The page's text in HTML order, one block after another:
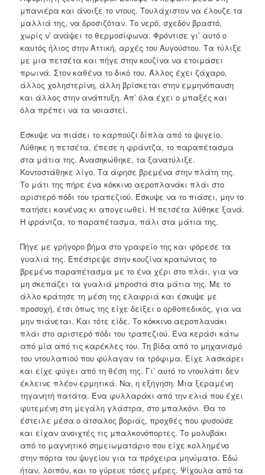
μπανιέρα και άνοιξε το ντους. Τουλάχιστον να έλουζε τα
μαλλιά της, να δροσιζόταν. Το νερό, σχεδόν βραστό,
χωρίς ν’ ανάψει το θερμοσίφωνα. Φρόντισε γι’ αυτό ο
καυτός ήλιος στην Αττική, αρχές του Αυγούστου. Τα τύλιξε
με μια πετσέτα και πήγε στην κουζίνα να ετοιμάσει
πρωινά. Στον καθένα το δικό του. Άλλος έχει ζάχαρο,
άλλος χοληστερίνη, άλλη βρίσκεται στην εμμηνόπαυση
και άλλος στην ανάπτυξη. Απ’ όλα έχει ο μπαξές και
όλα πρέπει να τα νοιαστεί.
Έσκυψε να πιάσει το καρπούζι δίπλα από το ψυγείο.
Λύθηκε η πετσέτα, έπεσε η φράντζα, το παραπέτασμα
στα μάτια της. Ανασηκώθηκε, τα ξανατύλιξε.
Κοντοστάθηκε λίγο. Τα άφησε βρεμένα στην πλάτη της.
Το μάτι της πήρε ένα κόκκινο αεροπλανάκι πλάι στο
αριστερό πόδι του τραπεζιού. Έσκυψε να το πιάσει, μην το
πατήσει κανένας κι απογειωθεί. Η πετσέτα λύθηκε ξανά.
Η φράντζα, το παραπέτασμα, πάλι στα μάτια της.
Πήγε με γρήγορο βήμα στο γραφείο της και φόρεσε τα
γυαλιά της. Επέστρεψε στην κουζίνα κρατώντας το
βρεμένο παραπέτασμα με το ένα χέρι στο πλάι, για να
μη σκεπάζει τα γυαλιά μπροστά στα μάτια της. Με το
άλλο κράτησε τη μέση της ελαφριά και έσκυψε με
προσοχή, έτσι όπως της είχε δείξει ο ορθοπεδικός, για να
μην πιάνεται. Και τότε είδε. Το κόκκινο αεροπλανάκι
πλάι στο αριστερό πόδι του τραπεζιού. Ένα κεράσι κάτω
από μία από τις καρέκλες του. Τη βίδα από το μηχανισμό
του ντουλαπιού που φύλαγαν τα τρόφιμα. Είχε λασκάρει
και είχε φύγει από τη θέση της. Γι’ αυτό το ντουλάπι δεν
έκλεινε πλέον ερμητικά. Να, η εξήγηση. Μια ξεραμένη
τηγανητή πατάτα. Ένα φυλλαράκι από την ελιά που έχει
φυτεμένη στη μεγάλη γλάστρα, στο μπαλκόνι. Θα το
έστειλε μέσα ο άτσαλος βοριάς, προχθές που φυσούσε
και είχαν ανοιχτές τις μπαλκονόπορτες. Το μολυβάκι
από το μαγνητικό σημειωματάριο που είχε κολλημένο
στην πόρτα του ψυγείου για τα πρόχειρα μηνύματα. Εδώ
ήταν, λοιπόν, και το γύρευε τόσες μέρες. Ψίχουλα από τα